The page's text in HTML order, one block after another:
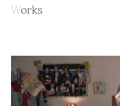
Works